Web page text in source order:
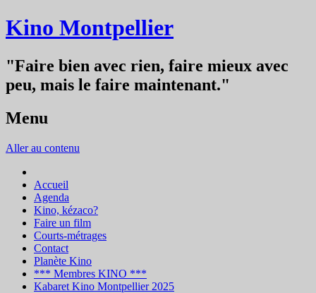
Kino Montpellier
"Faire bien avec rien, faire mieux avec
peu, mais le faire maintenant."
Menu
Aller au contenu
Accueil
Agenda
Kino, kézaco?
Faire un film
Courts-métrages
Contact
Planète Kino
*** Membres KINO ***
Kabaret Kino Montpellier 2025